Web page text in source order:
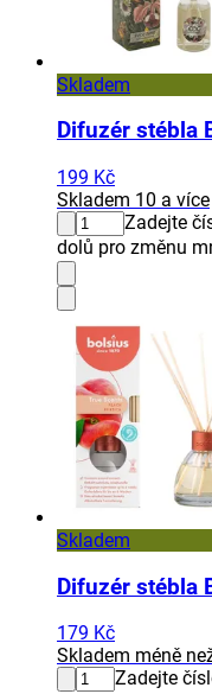
Skladem
Difuzér stébla
199 Kč
Skladem 10 a více
Zadejte
dolů pro změnu
Skladem
Difuzér stébla
179 Kč
Skladem méně
Zadejte